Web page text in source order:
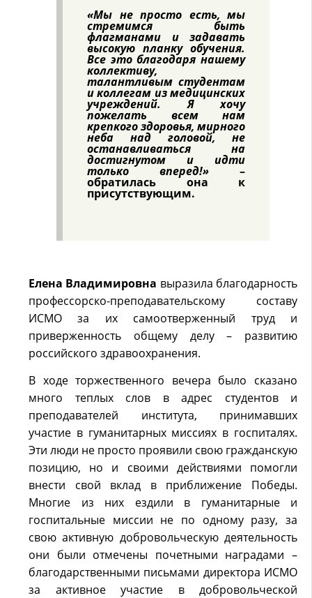
«Мы не просто есть, мы
стремимся быть
флагманами и задавать
высокую планку обучения.
Все это благодаря нашему
коллективу,
талантливым студентам
и коллегам из медицинских
учреждений. Я хочу
пожелать всем нам
крепкого здоровья, мирного
неба над головой, не
останавливаться на
достигнутом и идти
только вперед!» –
обратилась она к
присутствующим.
Елена Владимировна выразила благодарность
профессорско-преподавательскому составу
ИСМО за их самоотверженный труд и
приверженность общему делу – развитию
российского здравоохранения.
В ходе торжественного вечера было сказано
много теплых слов в адрес студентов и
преподавателей института, принимавших
участие в гуманитарных миссиях в госпиталях.
Эти люди не просто проявили свою гражданскую
позицию, но и своими действиями помогли
внести свой вклад в приближение Победы.
Многие из них ездили в гуманитарные и
госпитальные миссии не по одному разу, за
свою активную добровольческую деятельность
они были отмечены почетными наградами –
благодарственными письмами директора ИСМО
за активное участие в добровольческой